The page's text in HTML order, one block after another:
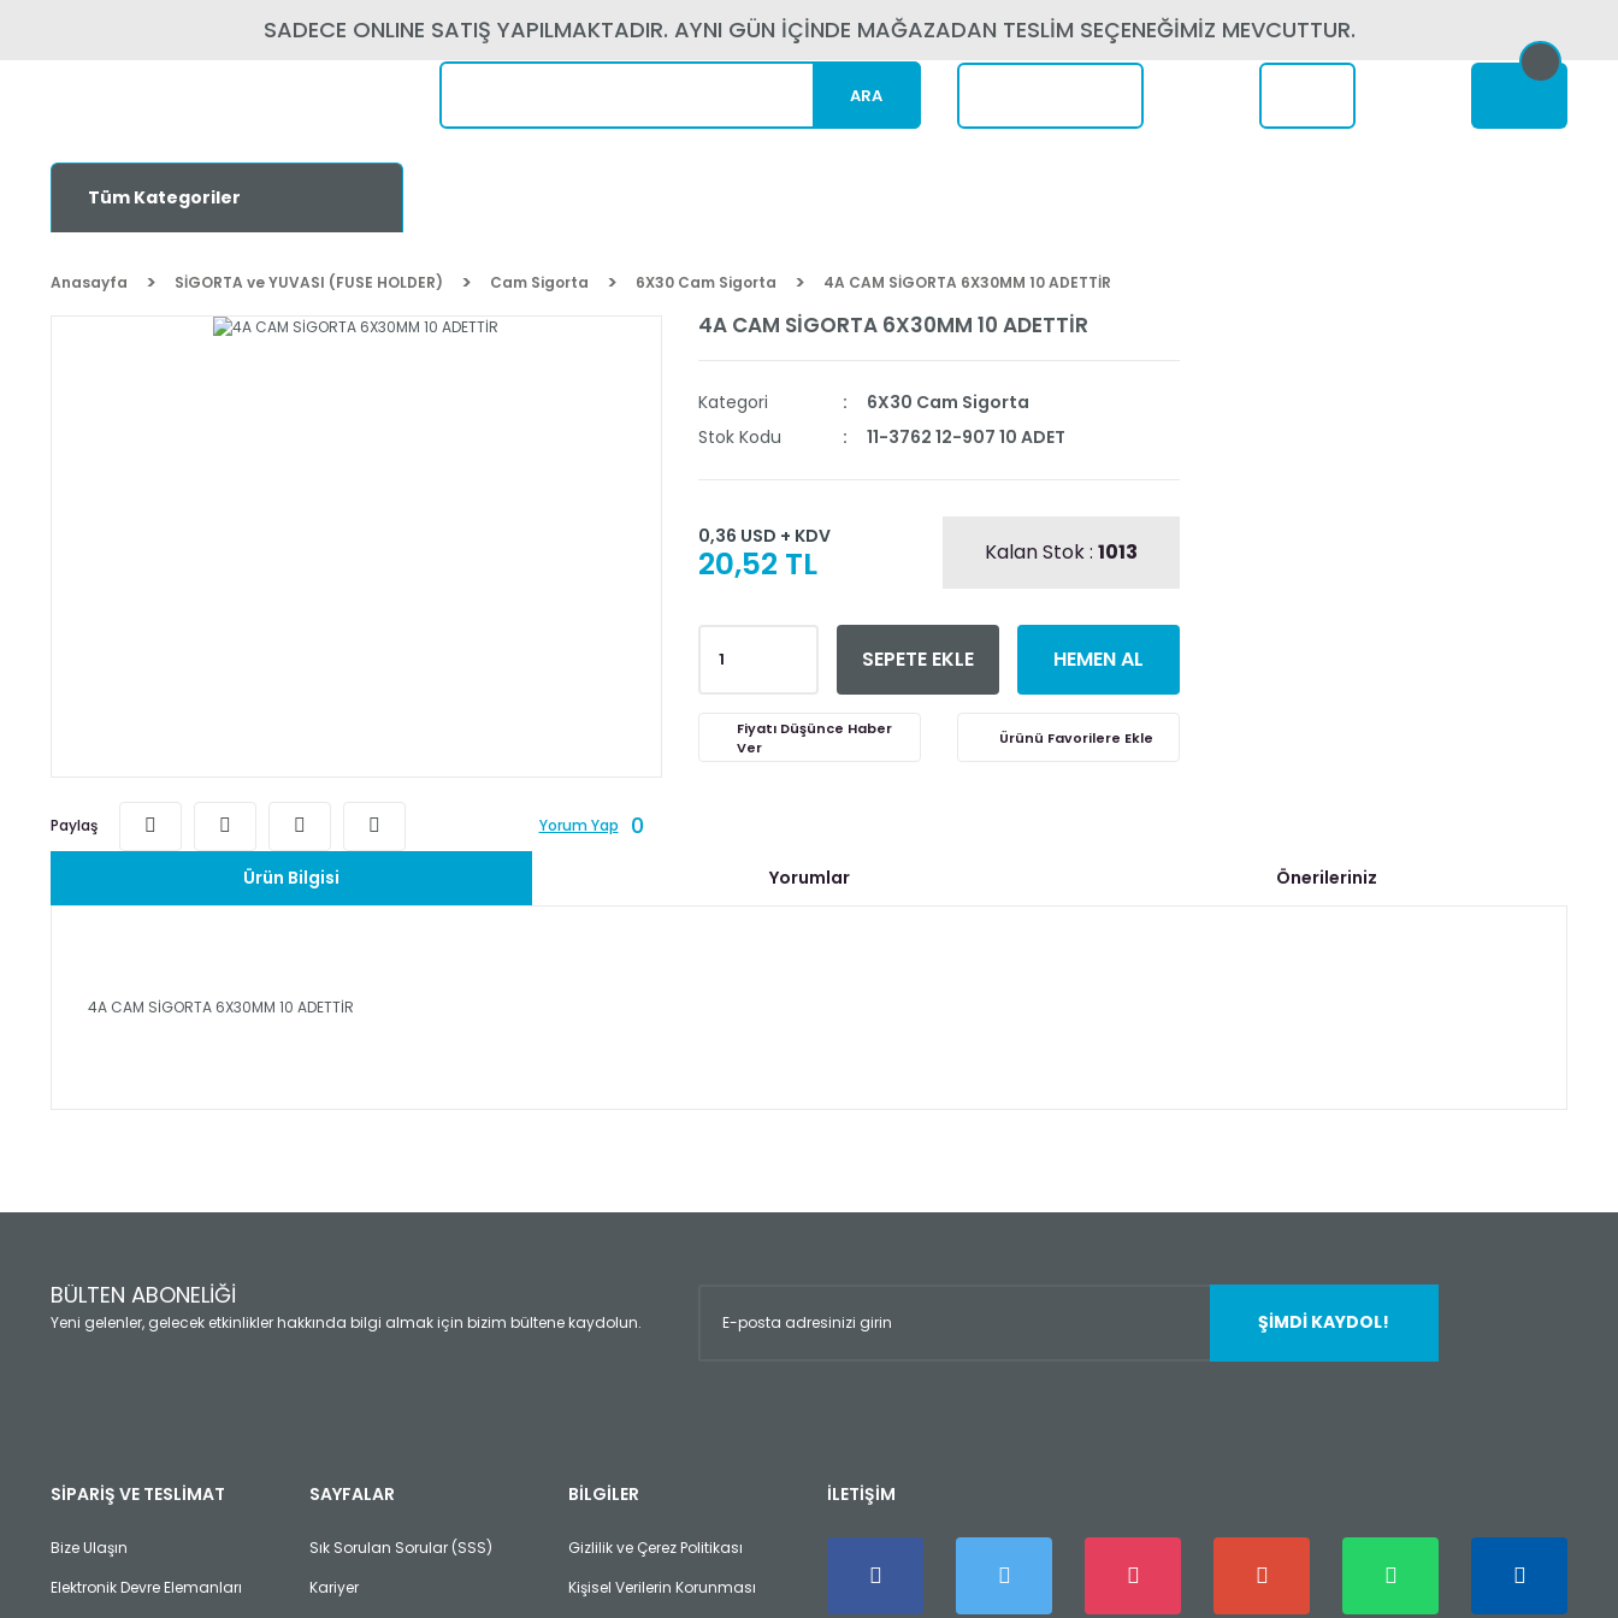
SADECE ONLINE SATIŞ YAPILMAKTADIR. AYNI GÜN İÇİNDE MAĞAZADAN TESLİM SEÇENEĞİMİZ MEVCUTTUR.
ARA
Tüm Kategoriler
Anasayfa SİGORTA ve YUVASI (FUSE HOLDER) Cam Sigorta 6X30 Cam Sigorta 4A CAM SİGORTA 6X30MM 10 ADETTİR
Paylaş Yorum Yap 0
4A CAM SİGORTA 6X30MM 10 ADETTİR
Kategori
6X30 Cam Sigorta
Stok Kodu
11-3762 12-907 10 ADET
0,36 USD + KDV
20,52 TL Kalan Stok : 1013
SEPETE EKLE HEMEN AL
Fiyatı Düşünce Haber
Ver
Ürün Bilgisi Yorumlar Önerileriniz
4A CAM SİGORTA 6X30MM 10 ADETTİR
Yorum Yaz
Ürün açıklamasında eksik bilgiler bulunuyor.
Ürün fiyatı diğer sitelerden daha pahalı.
Bu ürüne benzer farklı alternatifler olmalı.
BÜLTEN ABONELİĞİ
Yeni gelenler, gelecek etkinlikler hakkında bilgi almak için bizim bültene kaydolun. ŞİMDİ KAYDOL!
SİPARİŞ VE TESLİMAT
Bize Ulaşın
Elektronik Devre Elemanları
SAYFALAR
Sık Sorulan Sorular (SSS)
Kariyer
BİLGİLER
Gizlilik ve Çerez Politikası
Kişisel Verilerin Korunması
İLETİŞİM